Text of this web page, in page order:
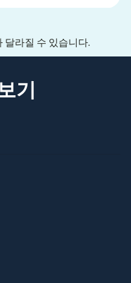
달라질 수 있습니다.
기